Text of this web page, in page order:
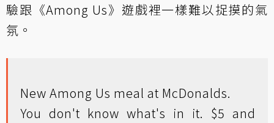
驗跟《Among Us》遊戲裡一樣難以捉摸的氣
氛。
New Among Us meal at McDonalds.
You don't know what's in it. $5 and